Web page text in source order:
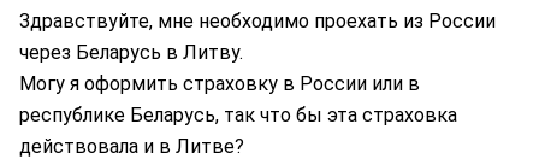
Здравствуйте, мне необходимо проехать из России
через Беларусь в Литву.
Могу я оформить страховку в России или в
республике Беларусь, так что бы эта страховка
действовала и в Литве?